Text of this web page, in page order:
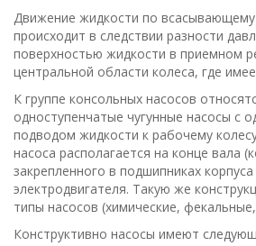
Движение жидкости по
происходит в следствии разности
поверхностью жидкости в приемном
центральной области колеса, где
К группе консольных насосов
одноступенчатые чугунные насосы с
подводом жидкости к рабочему
насоса располагается на конце вала
закрепленного в подшипниках
электродвигателя. Такую же
типы насосов (химические,
Конструктивно насосы имеют